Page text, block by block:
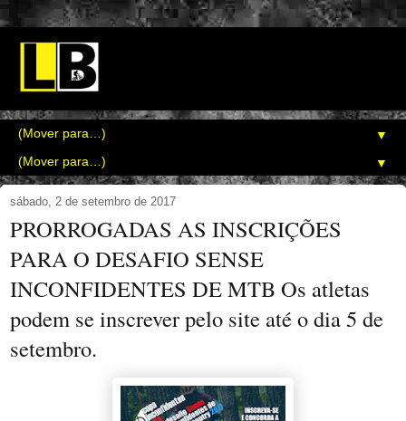
▼
▼
sábado, 2 de setembro de 2017
PRORROGADAS AS INSCRIÇÕES
PARA O DESAFIO SENSE
INCONFIDENTES DE MTB Os atletas
podem se inscrever pelo site até o dia 5 de
setembro.